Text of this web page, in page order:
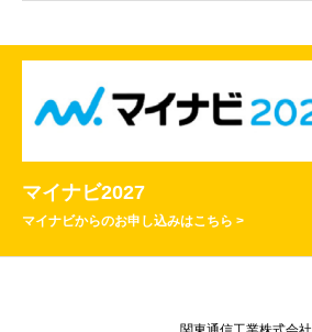
マイナビ2027
マイナビからのお申し込みはこちら >